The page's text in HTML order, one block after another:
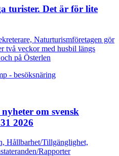
turister. Det är för lite
Naturturismföretagen gör
två veckor med husbil längs
på Österlen
om svensk
2026
Hållbarhet/Tillgänglighet,
Rapporter